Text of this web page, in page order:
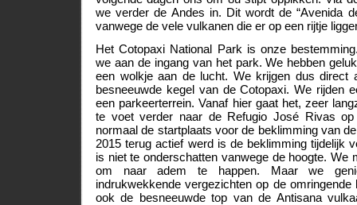
we verder de Andes in. Dit wordt de “Avenida
vanwege de vele vulkanen die er op een rijtje
Het Cotopaxi National Park is onze
we aan de ingang van het park. We hebben
een wolkje aan de lucht. We krijgen dus direct
besneeuwde kegel van de Cotopaxi. We rijden
een parkeerterrein. Vanaf hier gaat het, zeer
te voet verder naar de Refugio José Rivas
normaal de startplaats voor de beklimming van
2015 terug actief werd is de beklimming tijdelijk
is niet te onderschatten vanwege de hoogte. We
om naar adem te happen. Maar we
indrukwekkende vergezichten op de
ook de besneeuwde top van de Antisana